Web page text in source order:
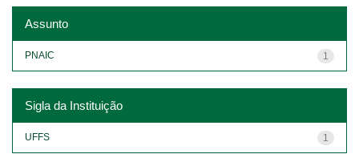
Assunto
1
PNAIC
Sigla da Instituição
1
UFFS